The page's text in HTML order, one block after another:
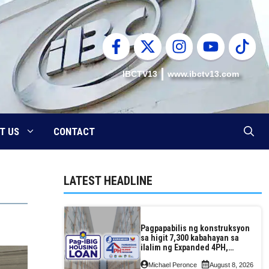
IBCTV13 www.ibctv13.com
US CONTACT
LATEST HEADLINE
Pagpapabilis ng konstruksyon
sa higit 7,300 kabahayan sa
ilalim ng Expanded 4PH,
ng Pag-IBIG at P.A. Alvarez
Michael Peronce August 8, 2026